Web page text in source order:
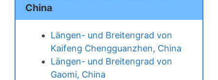
China
Längen- und Breitengrad von
Kaifeng Chengguanzhen, China
Längen- und Breitengrad von
Gaomi, China